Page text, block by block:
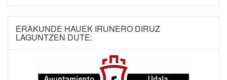
ERAKUNDE HAUEK IRUNERO DIRUZ
LAGUNTZEN DUTE: